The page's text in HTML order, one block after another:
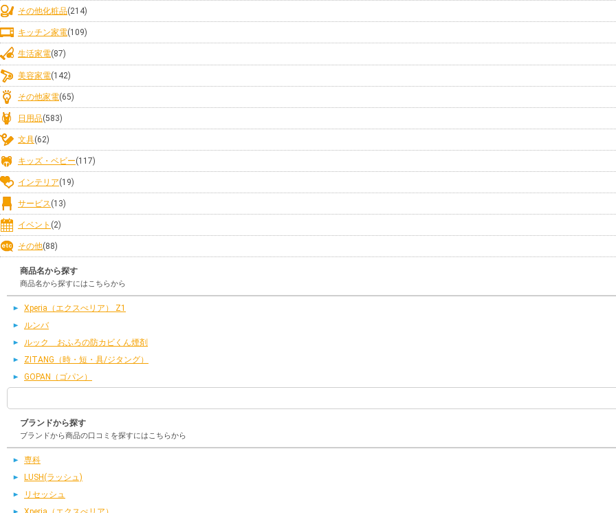
その他化粧品(214)
キッチン家電(109)
生活家電(87)
美容家電(142)
その他家電(65)
日用品(583)
文具(62)
キッズ・ベビー(117)
インテリア(19)
サービス(13)
イベント (2)
その他(88)
商品名から探す
商品名から探すにはこちらから
Xperia（エクスぺリア） Z1
ルンバ
ルック おふろの防カビくん煙剤
ZITANG（時・短・具/ジタング）
GOPAN（ゴパン）
ブランドから探す
ブランドから商品の口コミを探すにはこちらから
専科
LUSH(ラッシュ)
リセッシュ